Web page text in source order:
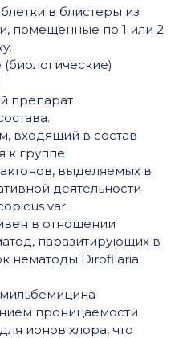
в блистеры из
помещенные по 1 или 2
препарат
входящий в состав
к группе
выделяемых в
деятельности
var.
в отношении
паразитирующих в
нематоды Dirofilaria
проницаемости
ионов хлора, что